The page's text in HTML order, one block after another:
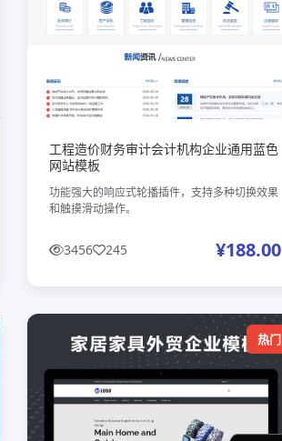
工程造价财务审计会计机构企业通用蓝色
网站模板
功能强大的响应式轮播插件，支持多种切换效果
和触摸滑动操作。
3456 245 ¥188.00
热门